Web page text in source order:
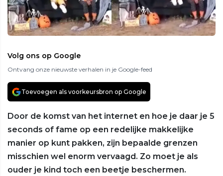
Volg ons op Google
Ontvang onze nieuwste verhalen in je Google-feed
Toevoegen als voorkeursbron op Google
Door de komst van het internet en hoe je daar je 5
seconds of fame op een redelijke makkelijke
manier op kunt pakken, zijn bepaalde grenzen
misschien wel enorm vervaagd. Zo moet je als
ouder je kind toch een beetje beschermen.